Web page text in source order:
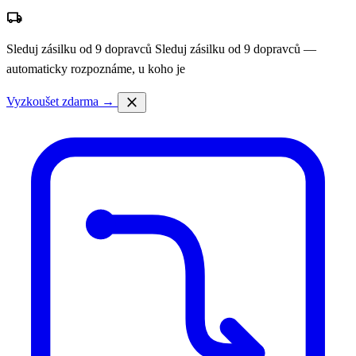
local_shipping
Sleduj zásilku od 9 dopravců Sleduj zásilku od 9 dopravců —
automaticky rozpoznáme, u koho je
Vyzkoušet zdarma → close